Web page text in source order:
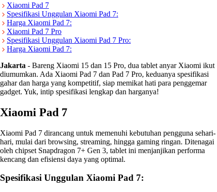
Xiaomi Pad 7
Spesifikasi Unggulan Xiaomi Pad 7:
Harga Xiaomi Pad 7:
Xiaomi Pad 7 Pro
Spesifikasi Unggulan Xiaomi Pad 7 Pro:
Harga Xiaomi Pad 7:
Jakarta - Bareng Xiaomi 15 dan 15 Pro, dua tablet anyar Xiaomi ikut
diumumkan. Ada Xiaomi Pad 7 dan Pad 7 Pro, keduanya spesifikasi
gahar dan harga yang kompetitif, siap memikat hati para penggemar
gadget. Yuk, intip spesifikasi lengkap dan harganya!
Xiaomi Pad 7
Xiaomi Pad 7 dirancang untuk memenuhi kebutuhan pengguna sehari-
hari, mulai dari browsing, streaming, hingga gaming ringan. Ditenagai
oleh chipset Snapdragon 7+ Gen 3, tablet ini menjanjikan performa
kencang dan efisiensi daya yang optimal.
Spesifikasi Unggulan Xiaomi Pad 7: